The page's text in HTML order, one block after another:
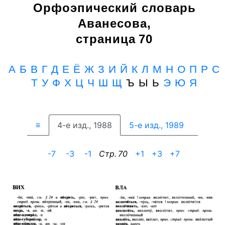
Орфоэпический словарь
Аванесова,
страница 70
А Б В Г Д Е Ё Ж З И Й К Л М Н О П Р С
Т У Ф Х Ц Ч Ш Щ Ъ Ы Ь Э Ю Я
≡ 4-е изд., 1988 5-е изд., 1989
-7 -3 -1 Cтр. 70 +1 +3 +7